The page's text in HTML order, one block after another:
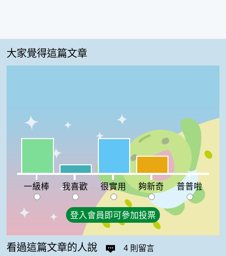
大家覺得這篇文章
我喜歡:9%
很實用:36%
夠新奇:18%
普普啦:0%
一級棒 我喜歡 很實用 夠新奇 普普啦
登入會員即可參加投票
看過這篇文章的人說 4 則留言